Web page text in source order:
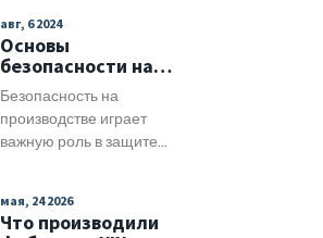
авг, 6 2024
Основы
безопасности на
производстве:
Советы и
рекомендации
Безопасность на
производстве играет
важную роль в защите
охватывает меры по
предотвращению
мая, 24 2026
Что производили